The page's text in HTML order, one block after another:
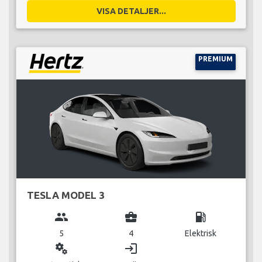
VISA DETALJER...
PREMIUM
TESLA MODEL 3
group
5
business_center
4
local_gas_station
Elektrisk
miscellaneous_services login